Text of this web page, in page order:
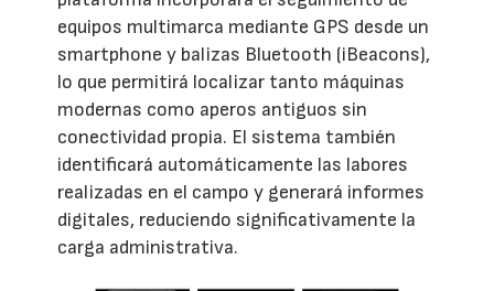
equipos multimarca mediante GPS desde un
smartphone y balizas Bluetooth (iBeacons),
lo que permitirá localizar tanto máquinas
modernas como aperos antiguos sin
conectividad propia. El sistema también
identificará automáticamente las labores
realizadas en el campo y generará informes
digitales, reduciendo significativamente la
carga administrativa.